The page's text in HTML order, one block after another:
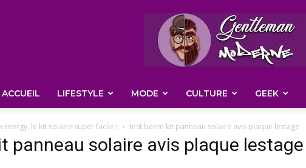
Gentleman
ACCUEIL LIFESTYLE MODE CULTURE GEEK
Energy, le kit solaire super facile ! test beem kit panneau solaire avis plaque lestage
panneau solaire avis plaque lestage